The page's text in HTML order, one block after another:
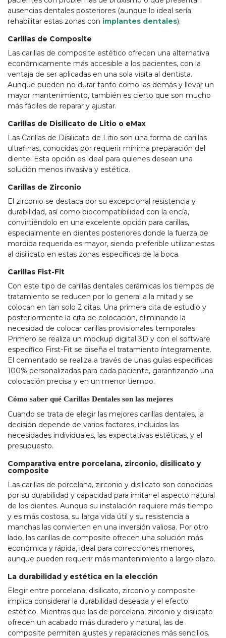
ausencias dentales posteriores (aunque lo ideal sería
rehabilitar estas zonas con implantes dentales).
Carillas de Composite
Las carillas de composite estético ofrecen una alternativa
económicamente más accesible a los pacientes, con la
ventaja de ser aplicadas en una sola visita al dentista.
Aunque pueden no durar tanto como las demás y llevar un
mayor mantenimiento, también es cierto que son mucho
más fáciles de reparar y ajustar.
Carillas de Disilicato de Litio o eMax
Las Carillas de Disilicato de Litio son una forma de carillas
ultrafinas, conocidas por requerir mínima preparación del
diente. Esta opción es ideal para quienes desean una
solución menos invasiva y estética.
Carillas de Zirconio
El zirconio se destaca por su excepcional resistencia y
durabilidad, así como biocompatibilidad con la encía,
convirtiéndolo en una excelente opción para carillas,
especialmente en dientes posteriores donde la fuerza de
mordida requerida es mayor, siendo preferible utilizar estas
al disilicato en estas zonas específicas de la boca.
Carillas Fist-Fit
Con este tipo de carillas dentales cerámicas los tiempos de
tratamiento se reducen por lo general a la mitad y se
colocan en tan solo 2 citas. Una primera cita de estudio y
posteriormente la cita de colocación, eliminando la
necesidad de colocar carillas provisionales temporales.
Primero se realiza un mockup digital 3D y con el software
específico First-Fit se diseña el tratamiento íntegramente.
El cementado se realiza a través de unas guías específicas
100% personalizadas para cada paciente, garantizando una
colocación precisa y en un menor tiempo.
Cómo saber qué Carillas Dentales son las mejores
Cuando se trata de elegir las mejores carillas dentales, la
decisión depende de varios factores, incluidas las
necesidades individuales, las expectativas estéticas, y el
presupuesto.
Comparativa entre porcelana, zirconio, disilicato y
composite
Las carillas de porcelana, zirconio y disilicato son conocidas
por su durabilidad y capacidad para imitar el aspecto natural
de los dientes. Aunque su instalación requiere más tiempo
y es más costosa, su larga vida útil y su resistencia a
manchas las convierten en una inversión valiosa. Por otro
lado, las carillas de composite ofrecen una solución más
económica y rápida, ideal para correcciones menores,
aunque pueden requerir más mantenimiento a largo plazo.
La durabilidad y estética en la elección
Elegir entre porcelana, disilicato, zirconio y composite
implica considerar la durabilidad deseada y el efecto
estético. Mientras que las de porcelana, zirconio y disilicato
ofrecen un acabado más duradero y natural, las de
composite permiten ajustes y reparaciones más sencillos.